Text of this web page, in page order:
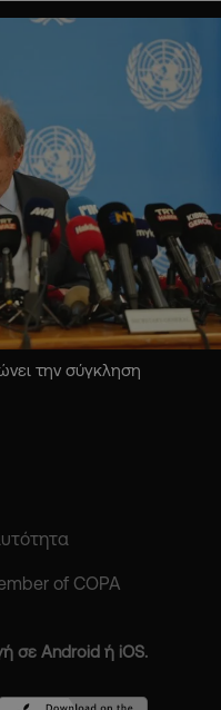
την σύγκληση
of COPA
σε Android ή iOS.